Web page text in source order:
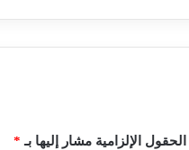
الحقول الإلزامية مشار إليها بـ *